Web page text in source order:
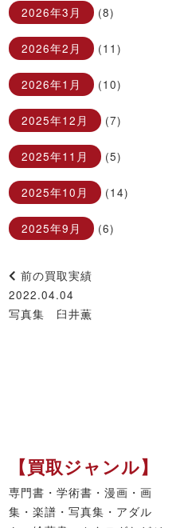
2026年3月 (8)
2026年2月 (11)
2026年1月 (10)
2025年12月 (7)
2025年11月 (5)
2025年10月 (14)
2025年9月 (6)
前の買取実績
2022.04.04
写真集 臼井薫
【買取ジャンル】
専門書・学術書・漫画・画
集・楽譜・写真集・アダル